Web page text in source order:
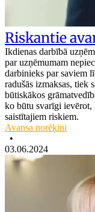
Riskantie
Ikdienas darbībā
par uzņēmumam
darbinieks par saviem
radušās izmaksas, tiek
būtiskākos
ko būtu svarīgi ievērot,
saistītajiem riskiem.
Avansa norēķini
•
03.06.2024